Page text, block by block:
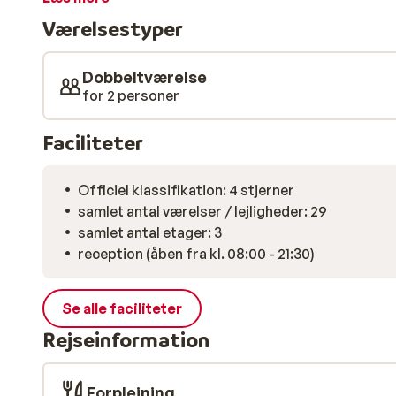
Området omfatter en sauna, dampbad, infrarød
og solarium.
Værelsestyper
Dobbeltværelse
for 2 personer
Faciliteter
Officiel klassifikation: 4 stjerner
samlet antal værelser / lejligheder: 29
samlet antal etager: 3
reception (åben fra kl. 08:00 - 21:30)
Se alle faciliteter
Rejseinformation